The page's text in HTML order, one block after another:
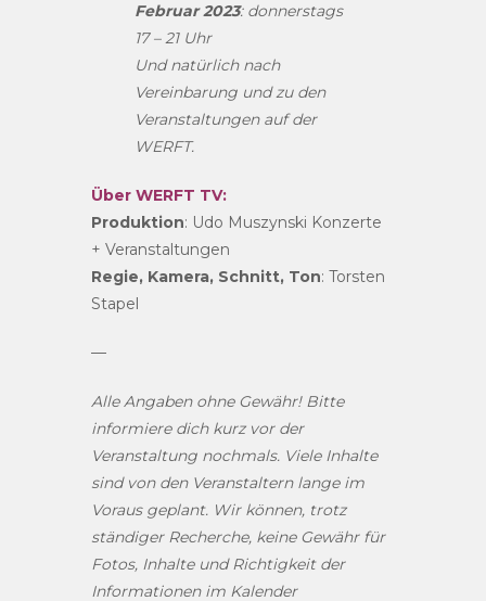
Februar 2023: donnerstags
17 – 21 Uhr
Und natürlich nach
Vereinbarung und zu den
Veranstaltungen auf der
WERFT.
Über WERFT TV:
Produktion: Udo Muszynski Konzerte
+ Veranstaltungen
Regie, Kamera, Schnitt, Ton: Torsten
Stapel
—
Alle Angaben ohne Gewähr! Bitte
informiere dich kurz vor der
Veranstaltung nochmals. Viele Inhalte
sind von den Veranstaltern lange im
Voraus geplant. Wir können, trotz
ständiger Recherche, keine Gewähr für
Fotos, Inhalte und Richtigkeit der
Informationen im Kalender